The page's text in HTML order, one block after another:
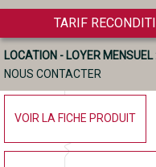
TARIF
LOCATION - LOYER MENSUEL
NOUS CONTACTER
VOIR LA FICHE PRODUIT